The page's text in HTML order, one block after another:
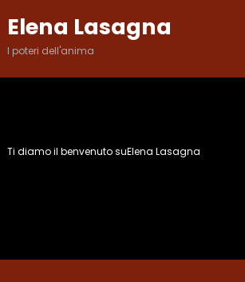
contenuto
Elena Lasagna
I poteri dell'anima
Ti diamo il benvenuto suElena Lasagna